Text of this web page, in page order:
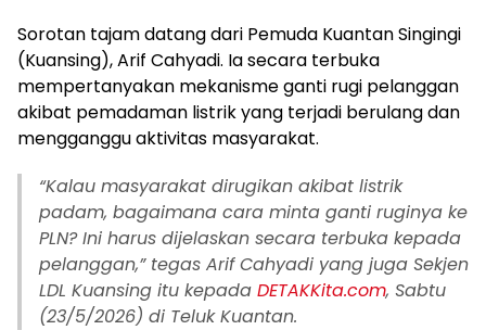
Sorotan tajam datang dari Pemuda Kuantan Singingi
(Kuansing), Arif Cahyadi. Ia secara terbuka
mempertanyakan mekanisme ganti rugi pelanggan
akibat pemadaman listrik yang terjadi berulang dan
mengganggu aktivitas masyarakat.
“Kalau masyarakat dirugikan akibat listrik
padam, bagaimana cara minta ganti ruginya ke
PLN? Ini harus dijelaskan secara terbuka kepada
pelanggan,” tegas Arif Cahyadi yang juga Sekjen
LDL Kuansing itu kepada DETAKKita.com, Sabtu
(23/5/2026) di Teluk Kuantan.